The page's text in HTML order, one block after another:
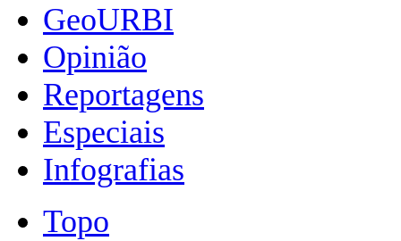
GeoURBI
Opinião
Reportagens
Especiais
Infografias
Topo